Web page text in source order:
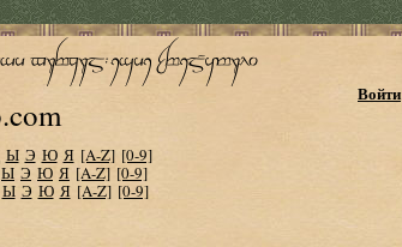
Войти
Ы Э Ю Я [A-Z] [0-9]
Ы Э Ю Я [A-Z] [0-9]
Ы Э Ю Я [A-Z] [0-9]